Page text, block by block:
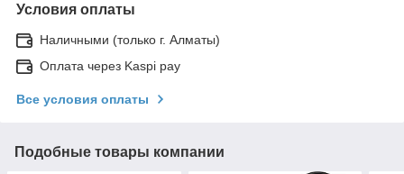
Условия оплаты
Наличными (только г. Алматы)
Оплата через Kaspi pay
Все условия оплаты
Подобные товары компании